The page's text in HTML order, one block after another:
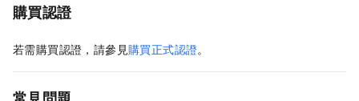
購買認證
若需購買認證，請參見購買正式認證。